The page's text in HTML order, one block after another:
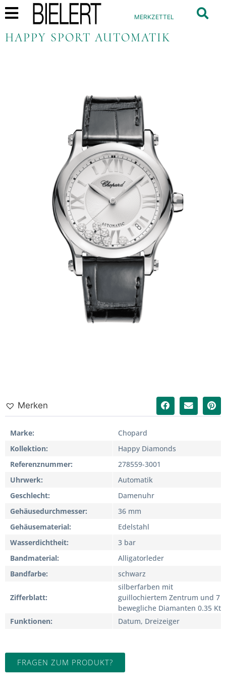
MERKZETTEL
HAPPY SPORT AUTOMATIK
Merken
Marke
Chopard
Kollektion
Happy Diamonds
Referenznummer
278559-3001
Uhrwerk
Automatik
Geschlecht
Damenuhr
Gehäusedurchmesser
36 mm
Gehäusematerial
Edelstahl
Wasserdichtheit
3 bar
Bandmaterial
Alligatorleder
Bandfarbe
schwarz
Zifferblatt
silberfarben mit
guillochiertem Zentrum und 7
bewegliche Diamanten 0.35 Kt
Funktionen
Datum, Dreizeiger
FRAGEN ZUM PRODUKT?